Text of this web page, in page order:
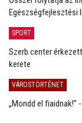
Egészségfejlesztési
SPORT
Szerb center
kerete
VÁROSTÖRTÉNET
„Mondd el fiaidnak!”